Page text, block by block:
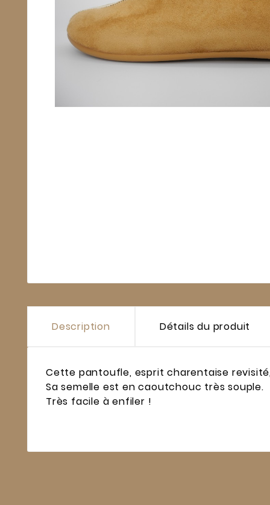
Description Détails du produit
Cette pantoufle, esprit charentaise
Sa semelle est en caoutchouc très souple.
Très facile à enfiler !